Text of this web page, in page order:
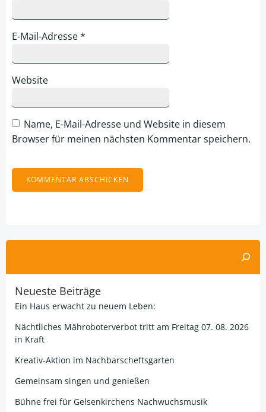
E-Mail-Adresse*
Website
Name, E-Mail-Adresse und Website in diesem
Browser für meinen nächsten Kommentar speichern.
Neueste Beiträge
Ein Haus erwacht zu neuem Leben:
Nächtliches Mähroboterverbot tritt am Freitag 07. 08. 2026
in Kraft
Kreativ-Aktion im Nachbarscheftsgarten
Gemeinsam singen und genießen
Bühne frei für Gelsenkirchens Nachwuchsmusik